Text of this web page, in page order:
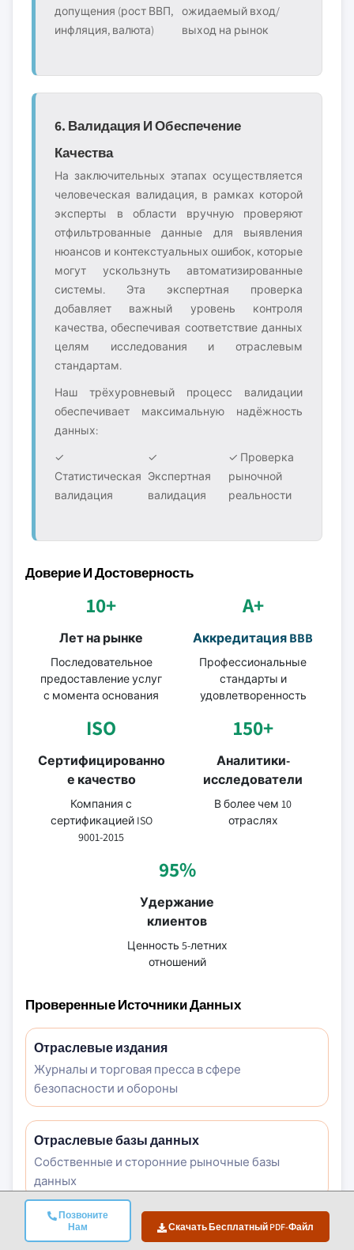
Позвоните
Нам
Скачать Бесплатный PDF-Файл
допущения (рост ВВП,
инфляция, валюта)
ожидаемый вход/
выход на рынок
6. Валидация И Обеспечение
Качества
На заключительных этапах осуществляется
человеческая валидация, в рамках которой
эксперты в области вручную проверяют
отфильтрованные данные для выявления
нюансов и контекстуальных ошибок, которые
могут ускользнуть автоматизированные
системы. Эта экспертная проверка
добавляет важный уровень контроля
качества, обеспечивая соответствие данных
целям исследования и отраслевым
стандартам.
Наш трёхуровневый процесс валидации
обеспечивает максимальную надёжность
данных:
✓
Статистическая
валидация
✓
Экспертная
валидация
✓ Проверка
рыночной
реальности
Доверие И Достоверность
10+
Лет на рынке
Последовательное
предоставление услуг
с момента основания
A+
Аккредитация BBB
Профессиональные
стандарты и
удовлетворенность
ISO
Сертифицированно
е качество
Компания с
сертификацией ISO
9001-2015
150+
Аналитики-
исследователи
В более чем 10
отраслях
95%
Удержание
клиентов
Ценность 5-летних
отношений
Проверенные Источники Данных
Отраслевые издания
Журналы и торговая пресса в сфере
безопасности и обороны
Отраслевые базы данных
Собственные и сторонние рыночные базы
данных
Нормативные документы